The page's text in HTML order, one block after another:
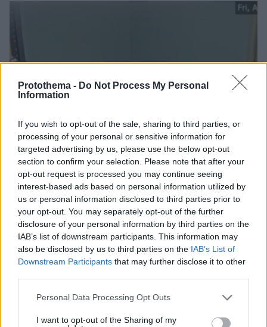
Protothema - Do Not Process My Personal
Information
If you wish to opt-out of the sale, sharing to third parties, or
processing of your personal or sensitive information for
targeted advertising by us, please use the below opt-out
section to confirm your selection. Please note that after your
opt-out request is processed you may continue seeing
interest-based ads based on personal information utilized by
us or personal information disclosed to third parties prior to
your opt-out. You may separately opt-out of the further
disclosure of your personal information by third parties on the
IAB’s list of downstream participants. This information may
also be disclosed by us to third parties on the IAB’s List of
Downstream Participants that may further disclose it to other
Please note that this website/app uses one or more Google
not limited to your visit or usage behaviour. You may click to
Personal Data Processing Opt Outs
I want to opt-out of the Sharing of my
κλαίγοντας τον πατέρα της
08.08.2026, 09:25